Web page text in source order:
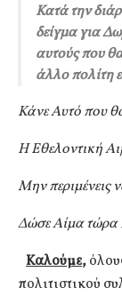
Κατά την
δείγμα για
αυτούς που
άλλο πολίτη
Κάνε Αυτό που
Η Εθελοντική
Μην περιμένεις
Δώσε Αίμα τώρα
Καλούμε,
πολιτιστικού